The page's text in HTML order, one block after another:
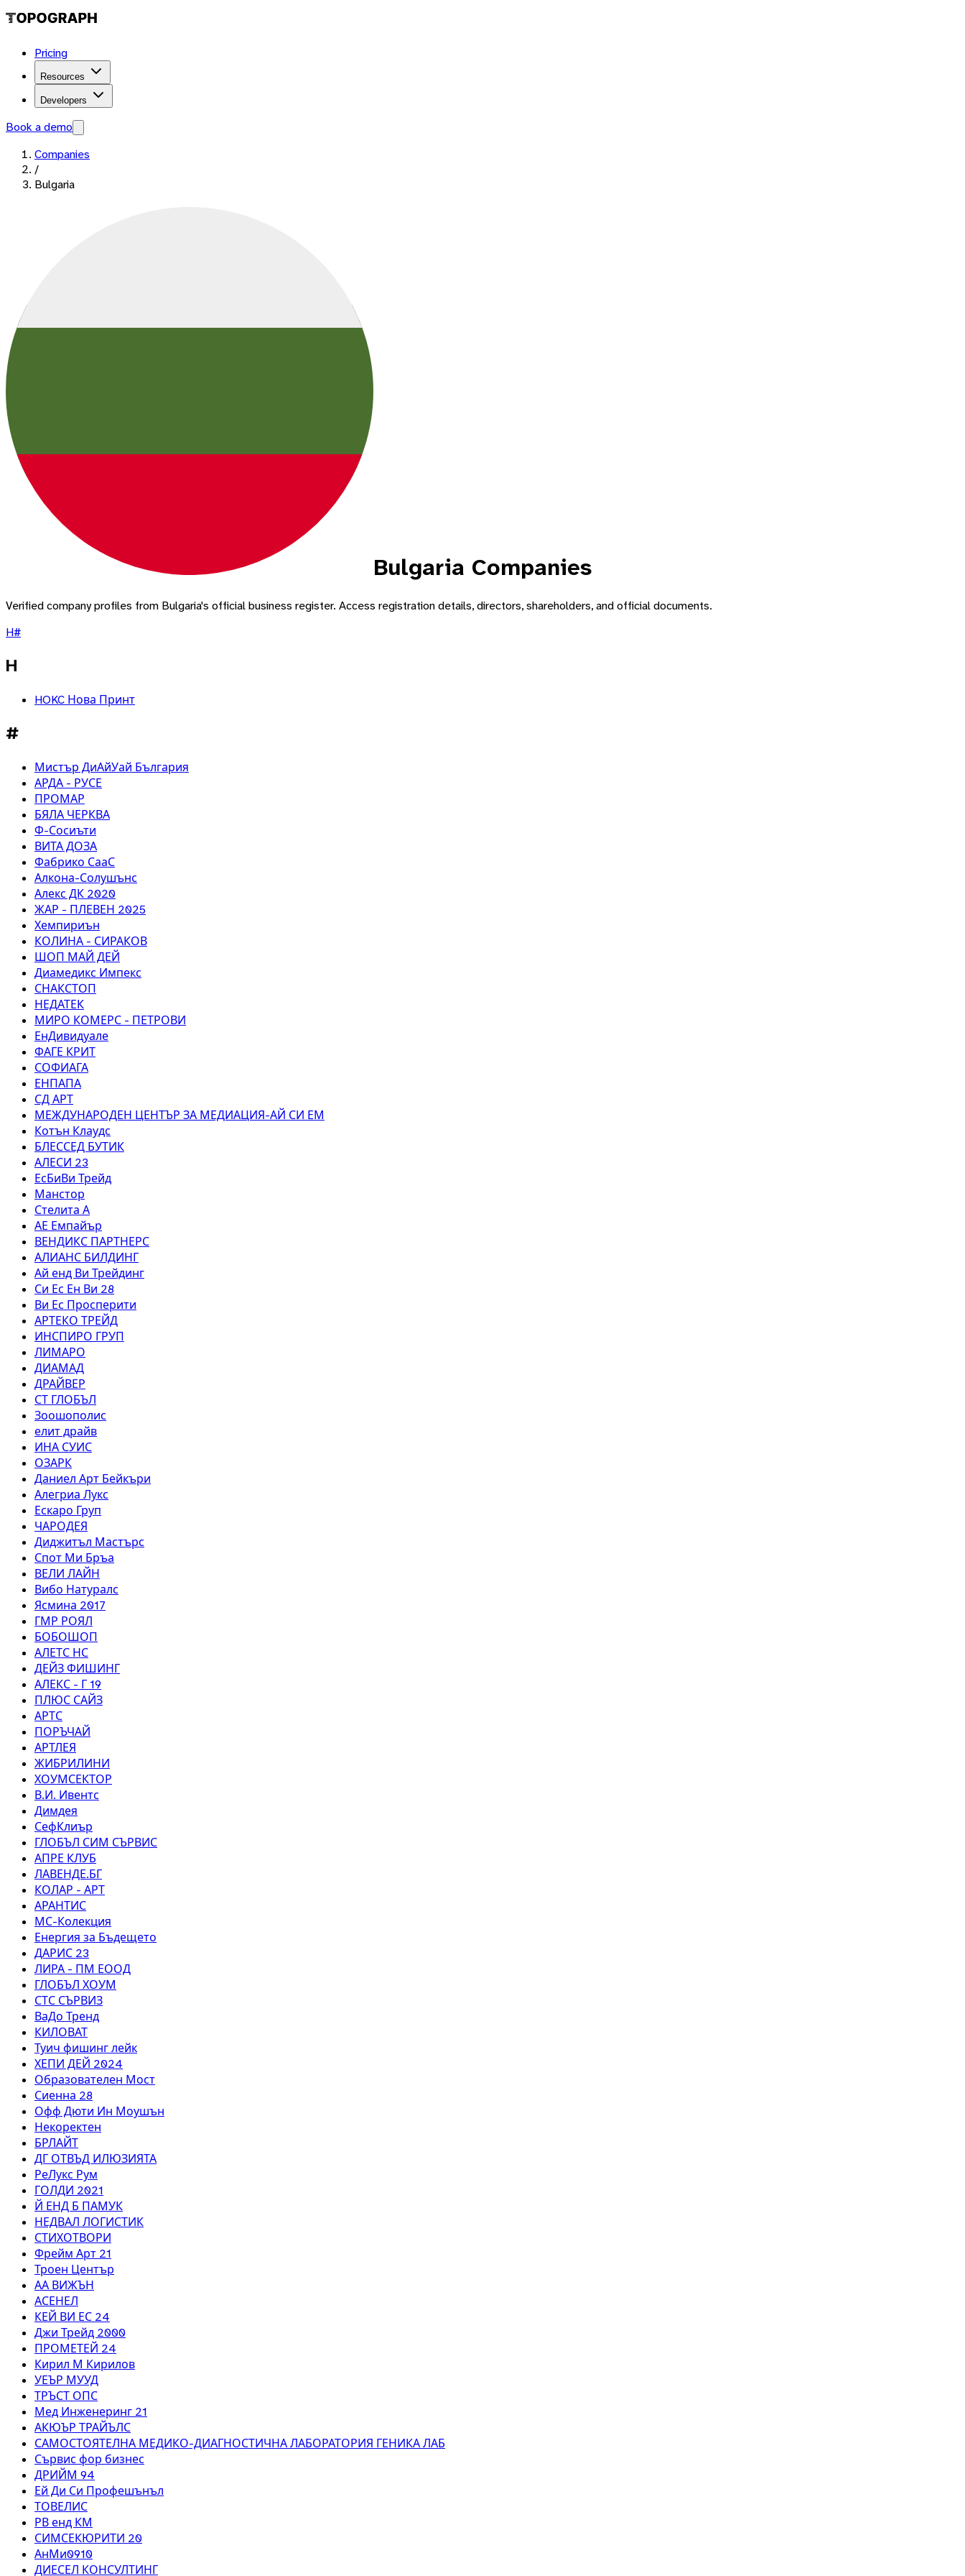
Pricing
Resources
Developers
Book a demo
Companies
/
Bulgaria
Bulgaria Companies
Verified company profiles from Bulgaria's official business register. Access registration details, directors, shareholders, and official documents.
H#
H
HOKC Нова Принт
#
Мистър ДиАйУай България
АРДА - РУСЕ
ПРОМАР
БЯЛА ЧЕРКВА
Ф-Сосиъти
ВИТА ДОЗА
Фабрико СааС
Алкона-Солушънс
Алекс ДК 2020
ЖАР - ПЛЕВЕН 2025
Хемпириън
КОЛИНА - СИРАКОВ
ШОП МАЙ ДЕЙ
Диамедикс Импекс
СНАКСТОП
НЕДАТЕК
МИРО КОМЕРС - ПЕТРОВИ
ЕнДивидуале
ФАГЕ КРИТ
СОФИАГА
ЕНПАПА
СД АРТ
МЕЖДУНАРОДЕН ЦЕНТЪР ЗА МЕДИАЦИЯ-АЙ СИ ЕМ
Котън Клаудс
БЛЕССЕД БУТИК
АЛЕСИ 23
ЕсБиВи Трейд
Манстор
Стелита А
АЕ Емпайър
ВЕНДИКС ПАРТНЕРС
АЛИАНС БИЛДИНГ
Ай енд Ви Трейдинг
Си Ес Ен Ви 28
Ви Ес Просперити
АРТЕКО ТРЕЙД
ИНСПИРО ГРУП
ЛИМАРО
ДИАМАД
ДРАЙВЕР
СТ ГЛОБЪЛ
Зоошополис
елит драйв
ИНА СУИС
ОЗАРК
Даниел Арт Бейкъри
Алегриа Лукс
Ескаро Груп
ЧАРОДЕЯ
Диджитъл Мастърс
Спот Ми Бръа
ВЕЛИ ЛАЙН
Вибо Натуралс
Ясмина 2017
ГМР РОЯЛ
БОБОШОП
АЛЕТС НС
ДЕЙЗ ФИШИНГ
АЛЕКС - Г 19
ПЛЮС САЙЗ
АРТС
ПОРЪЧАЙ
АРТЛЕЯ
ЖИБРИЛИНИ
ХОУМСЕКТОР
В.И. Ивентс
Димдея
СефКлиър
ГЛОБЪЛ СИМ СЪРВИС
АПРЕ КЛУБ
ЛАВЕНДЕ.БГ
КОЛАР - АРТ
АРАНТИС
МС-Колекция
Енергия за Бъдещето
ДАРИС 23
ЛИРА - ПМ ЕООД
ГЛОБЪЛ ХОУМ
СТС СЪРВИЗ
ВаДо Тренд
КИЛОВАТ
Туич фишинг лейк
ХЕПИ ДЕЙ 2024
Образователен Мост
Сиенна 28
Офф Дюти Ин Моушън
Некоректен
БРЛАЙТ
ДГ ОТВЪД ИЛЮЗИЯТА
РеЛукс Рум
ГОЛДИ 2021
Й ЕНД Б ПАМУК
НЕДВАЛ ЛОГИСТИК
СТИХОТВОРИ
Фрейм Арт 21
Троен Център
АА ВИЖЪН
АСЕНЕЛ
КЕЙ ВИ ЕС 24
Джи Трейд 2000
ПРОМЕТЕЙ 24
Кирил М Кирилов
УЕЪР МУУД
ТРЪСТ ОПС
Мед Инженеринг 21
АКЮЪР ТРАЙЪЛС
САМОСТОЯТЕЛНА МЕДИКО-ДИАГНОСТИЧНА ЛАБОРАТОРИЯ ГЕНИКА ЛАБ
Сървис фор бизнес
ДРИЙМ 94
Ей Ди Си Профешънъл
ТОВЕЛИС
РВ енд КМ
СИМСЕКЮРИТИ 20
АнМи0910
ДИЕСЕЛ КОНСУЛТИНГ